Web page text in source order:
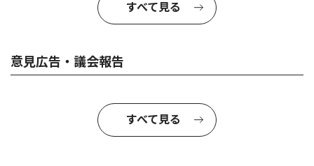
すべて見る
意見広告・議会報告
すべて見る